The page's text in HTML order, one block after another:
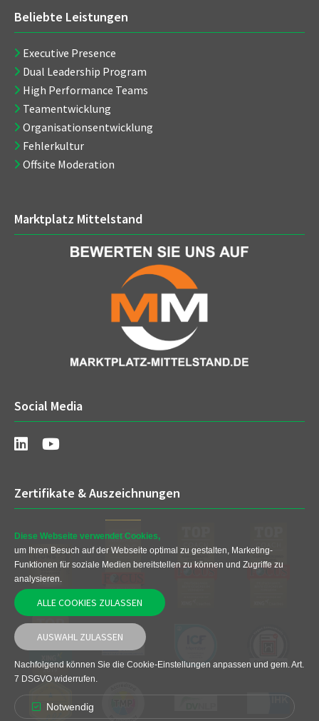
Beliebte Leistungen
Executive Presence
Dual Leadership Program
High Performance Teams
Teamentwicklung
Organisationsentwicklung
Fehlerkultur
Offsite Moderation
Marktplatz Mittelstand
Social Media
Zertifikate & Auszeichnungen
Diese Webseite verwendet Cookies,
um Ihren Besuch auf der Webseite optimal zu gestalten, Marketing-
Funktionen für soziale Medien bereitstellen zu können und Zugriffe zu
analysieren.
ALLE COOKIES ZULASSEN
AUSWAHL ZULASSEN
Nachfolgend können Sie die Cookie-Einstellungen anpassen und gem. Art.
7 DSGVO widerrufen.
Notwendig